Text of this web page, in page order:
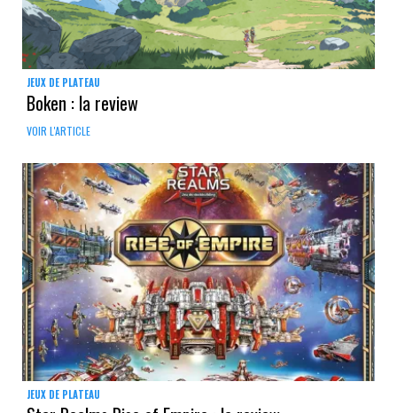
JEUX DE PLATEAU
Boken : la review
VOIR L'ARTICLE
JEUX DE PLATEAU